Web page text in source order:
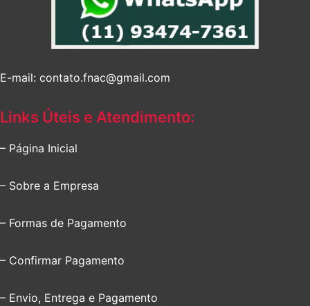
E-mail: contato.fnac@gmail.com
Links Úteis e Atendimento:
– Página Inicial
– Sobre a Empresa
– Formas de Pagamento
– Confirmar Pagamento
– Envio, Entrega e Pagamento